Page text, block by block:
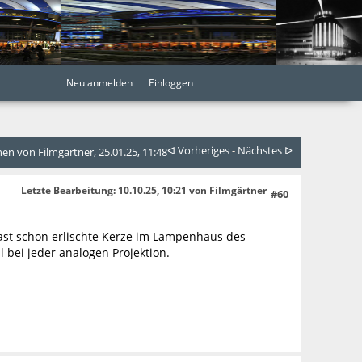
Neu anmelden Einloggen
von Filmgärtner, 25.01.25, 11:48ᐊ Vorheriges- Nächstes ᐅ
#60
Letzte Bearbeitung: 10.10.25, 10:21 von Filmgärtner
schon erlischte Kerze im Lampenhaus des
jeder analogen Projektion.